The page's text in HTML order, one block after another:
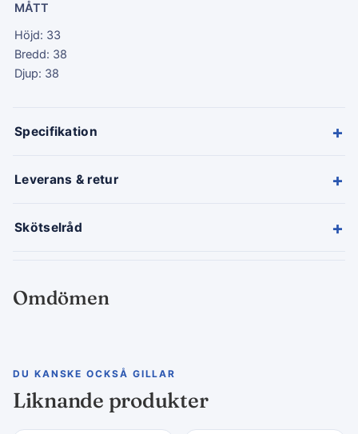
MÅTT
Höjd: 33
Bredd: 38
Djup: 38
Specifikation +
Leverans & retur +
Skötselråd +
Omdömen
DU KANSKE OCKSÅ GILLAR
Liknande produkter